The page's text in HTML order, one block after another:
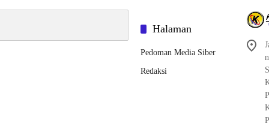
Halaman
Pedoman Media Siber
Redaksi